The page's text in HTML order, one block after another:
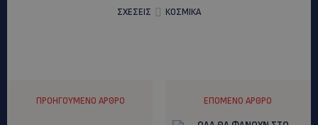
ΣΧΕΣΕΙΣ
ΚΟΣΜΙΚΑ
ΠΡΟΗΓΟΎΜΕΝΟ ΆΡΘΡΟ ΕΠΌΜΕΝΟ ΆΡΘΡΟ